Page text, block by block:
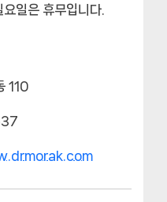
일은 휴무입니다.
110